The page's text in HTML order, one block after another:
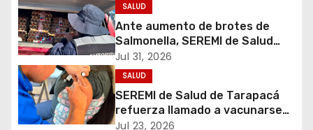
c
i
ó
n
SALUD
Ante aumento de brotes de
Salmonella, SEREMI de Salud
refuerza prohibición del uso de
huevos crudos
Jul 31, 2026
SALUD
SEREMI de Salud de Tarapacá
refuerza llamado a vacunarse
tras ampliación de campaña
Jul 23, 2026